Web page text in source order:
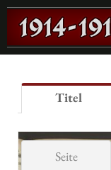
Titel
Seite